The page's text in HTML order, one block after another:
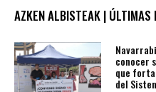
AZKEN ALBISTEAK | ÚLTIMAS
conocer
que
del